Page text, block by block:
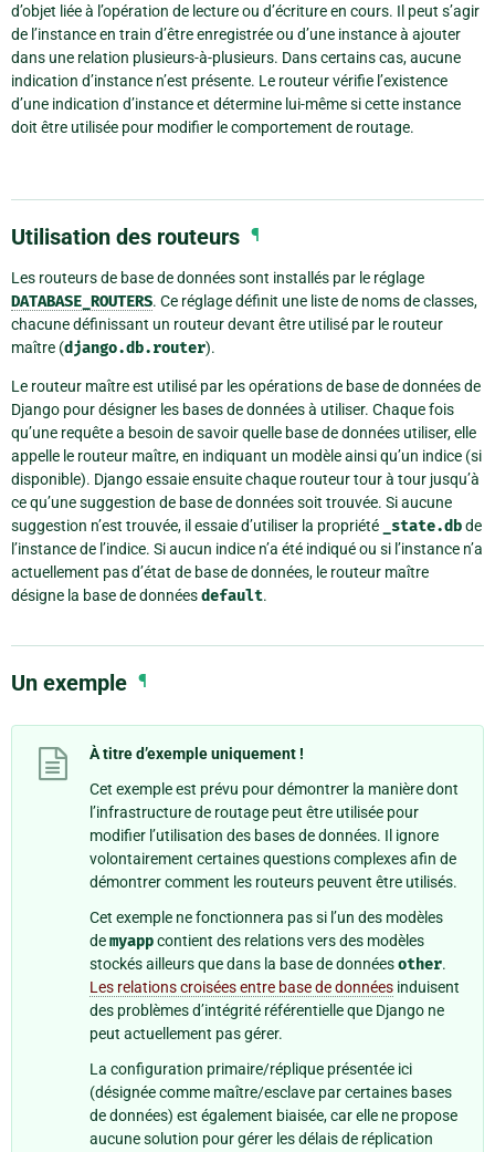
d’objet liée à l’opération de lecture ou d’écriture en cours. Il peut s’agir
de l’instance en train d’être enregistrée ou d’une instance à ajouter
dans une relation plusieurs-à-plusieurs. Dans certains cas, aucune
indication d’instance n’est présente. Le routeur vérifie l’existence
d’une indication d’instance et détermine lui-même si cette instance
doit être utilisée pour modifier le comportement de routage.
Utilisation des routeurs ¶
Les routeurs de base de données sont installés par le réglage
DATABASE_ROUTERS. Ce réglage définit une liste de noms de classes,
chacune définissant un routeur devant être utilisé par le routeur
maître (django.db.router).
Le routeur maître est utilisé par les opérations de base de données de
Django pour désigner les bases de données à utiliser. Chaque fois
qu’une requête a besoin de savoir quelle base de données utiliser, elle
appelle le routeur maître, en indiquant un modèle ainsi qu’un indice (si
disponible). Django essaie ensuite chaque routeur tour à tour jusqu’à
ce qu’une suggestion de base de données soit trouvée. Si aucune
suggestion n’est trouvée, il essaie d’utiliser la propriété
_state.dbde
l’instance de l’indice. Si aucun indice n’a été indiqué ou si l’instance n’a
actuellement pas d’état de base de données, le routeur maître
désigne la base de donnéesdefault.
Un exemple ¶
À titre d’exemple uniquement !
Cet exemple est prévu pour démontrer la manière dont
l’infrastructure de routage peut être utilisée pour
modifier l’utilisation des bases de données. Il ignore
volontairement certaines questions complexes afin de
démontrer comment les routeurs peuvent être utilisés.
Cet exemple ne fonctionnera pas si l’un des modèles
demyappcontient des relations vers des modèles
stockés ailleurs que dans la base de donnéesother.
Les relations croisées entre base de données induisent
des problèmes d’intégrité référentielle que Django ne
peut actuellement pas gérer.
La configuration primaire/réplique présentée ici
(désignée comme maître/esclave par certaines bases
de données) est également biaisée, car elle ne propose
aucune solution pour gérer les délais de réplication